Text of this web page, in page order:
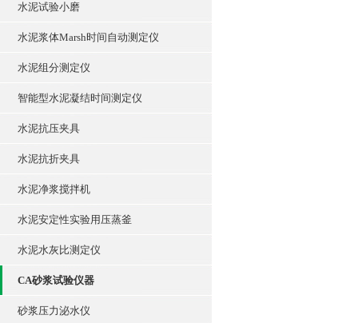
水泥试验小磨
水泥浆体Marsh时间自动测定仪
水泥组分测定仪
智能型水泥凝结时间测定仪
水泥抗压夹具
水泥抗折夹具
水泥净浆搅拌机
水泥安定性实验用压蒸釜
水泥水灰比测定仪
CA砂浆试验仪器
砂浆压力泌水仪